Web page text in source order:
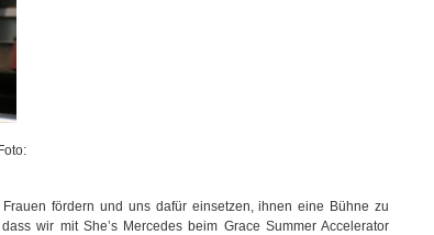
fördern und uns dafür einsetzen, ihnen eine Bühne zu
wir mit She’s Mercedes beim Grace Summer Accelerator